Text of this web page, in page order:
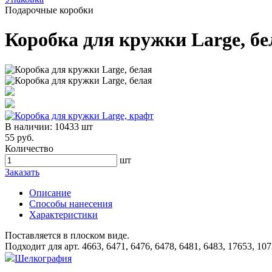
Подарочные коробки
Коробка для кружки Large,
В наличии: 10433 шт
55 руб.
Количество
шт
Заказать
Описание
Способы нанесения
Характеристики
Поставляется в плоском виде.
Подходит для арт. 4663, 6471, 6476, 6478, 6481, 6483, 17653,
Шелкография